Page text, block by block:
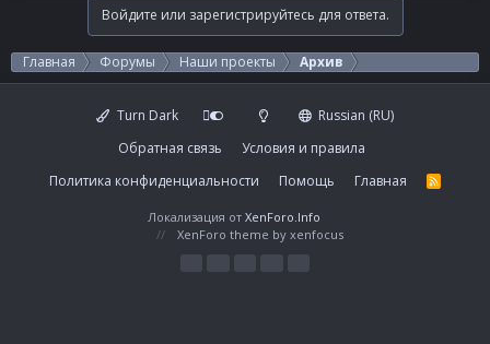
Войдите или зарегистрируйтесь для ответа.
Главная Форумы Наши проекты Архив
Turn Dark
Russian (RU)
Обратная связь
Условия и правила
Политика конфиденциальности
Помощь Главная
R
Локализация от XenForo.Info
XenForo theme by xenfocus